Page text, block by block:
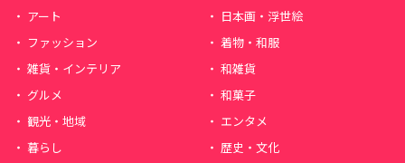
アート
日本画・浮世絵
ファッション
着物・和服
雑貨・インテリア
和雑貨
グルメ
和菓子
観光・地域
エンタメ
暮らし
歴史・文化